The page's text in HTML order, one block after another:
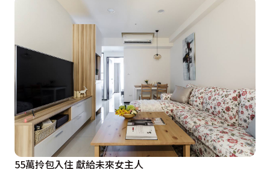
55萬拎包入住 獻給未來女主人